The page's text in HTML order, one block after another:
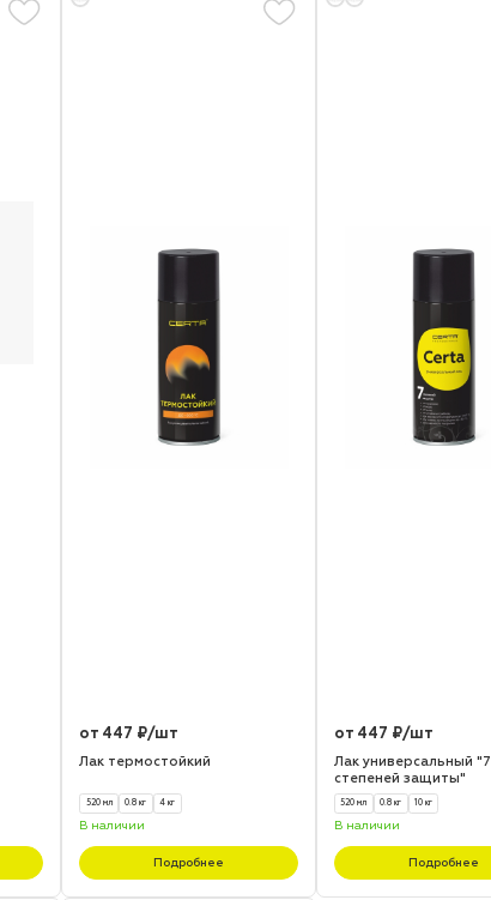
от 447 ₽/шт
Лак термостойкий
520 мл 0.8 кг 4 кг
В наличии
Подробнее
от 447 ₽/шт
Лак универсальный "7
степеней защиты"
520 мл 0.8 кг 10 кг
В наличии
Подробнее